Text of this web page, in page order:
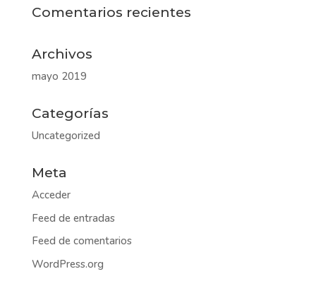
Comentarios recientes
Archivos
mayo 2019
Categorías
Uncategorized
Meta
Acceder
Feed de entradas
Feed de comentarios
WordPress.org